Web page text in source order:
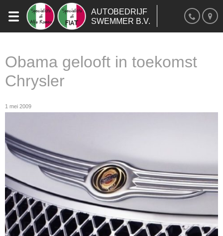
AUTOBEDRIJF
SWEMMER B.V.
Obama gelooft in toekomst
Chrysler
1 mei 2009